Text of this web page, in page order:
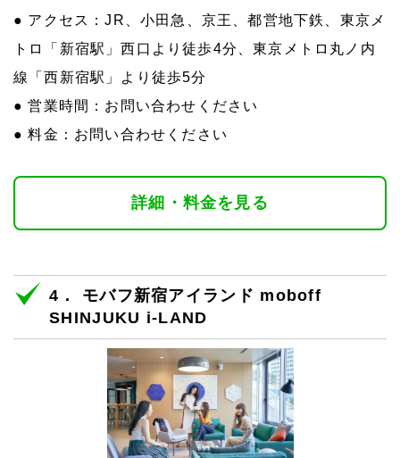
● アクセス：JR、小田急、京王、都営地下鉄、東京メ
トロ「新宿駅」西口より徒歩4分、東京メトロ丸ノ内
線「西新宿駅」より徒歩5分
● 営業時間：お問い合わせください
● 料金：お問い合わせください
詳細・料金を見る
4． モバフ新宿アイランド moboff
SHINJUKU i-LAND